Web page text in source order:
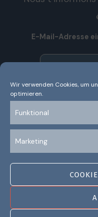
Wir verwenden Cookies, um
optimieren.
Funktional
Marketing
E-Mail-Adresse
Wir senden keinen
Erfahre mehr in
Ich habe die